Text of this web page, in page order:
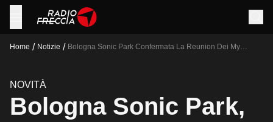
Home / Notizie / Bologna Sonic Park Confermata La Reunion Dei My
NOVITÀ
Bologna Sonic Park,